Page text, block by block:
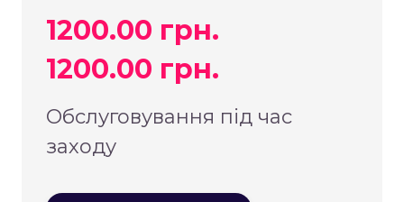
1200.00 грн.
1200.00 грн.
Обслуговування під час
заходу